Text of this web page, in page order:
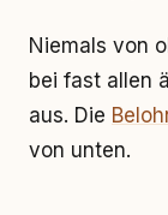
Niemals von
bei fast allen
aus. Die
von unten.